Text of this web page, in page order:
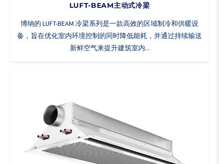
LUFT-BEAM主动式冷梁
博纳的 LUFT-BEAM 冷梁系列是一款高效的区域制冷和供暖设
备，旨在优化室内环境控制的同时降低能耗，并通过持续输送
新鲜空气来提升建筑室内...